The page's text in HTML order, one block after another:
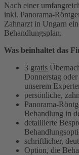
Nach einer
inkl. Panorama-
Zahnarzt in Ungarn
Behandlungsplan.
Was beinhaltet das
3 gratis
Donnerstag
unserem
persönliche,
Panorama-
Behandlung in
detaillierte
schriftlicher,
Option, die